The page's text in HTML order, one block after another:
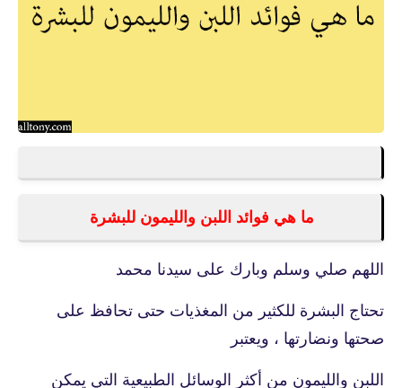
ما هي فوائد اللبن والليمون للبشرة
اللهم صلي وسلم وبارك على سيدنا محمد
تحتاج البشرة للكثير من المغذيات حتى تحافظ على
صحتها ونضارتها ، ويعتبر
اللبن والليمون من أكثر الوسائل الطبيعية التي يمكن